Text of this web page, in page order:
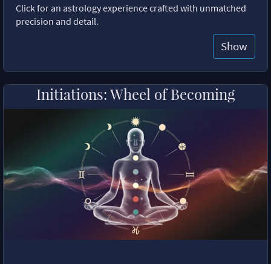
Click for an astrology experience crafted with unmatched
precision and detail.
Show
Initiations: Wheel of Becoming